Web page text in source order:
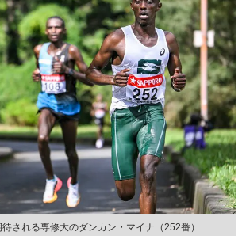
待される専修大のダンカン・マイナ（252番）